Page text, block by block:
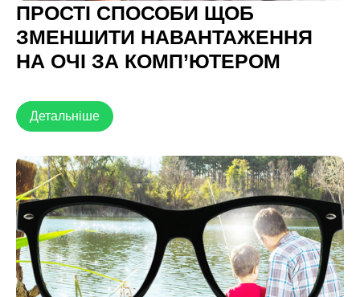
ПРОСТІ СПОСОБИ ЩОБ
ЗМЕНШИТИ НАВАНТАЖЕННЯ
НА ОЧІ ЗА КОМП’ЮТЕРОМ
Детальніше